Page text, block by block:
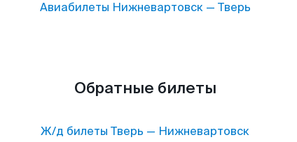
Авиабилеты Нижневартовск— Тверь
Обратные билеты
Ж/д билеты Тверь — Нижневартовск